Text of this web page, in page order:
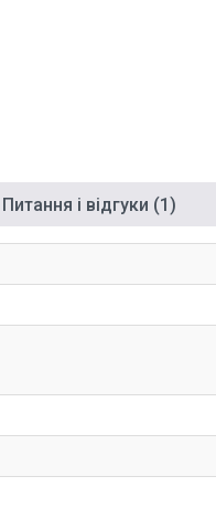
Питання і відгуки (1)